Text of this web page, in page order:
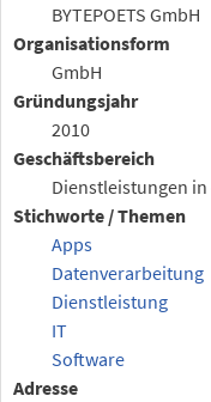
BYTEPOETS GmbH
Organisationsform
GmbH
Gründungsjahr
2010
Geschäftsbereich
Dienstleistungen
Stichworte / Themen
Apps
Datenverarbeitung
Dienstleistung
IT
Software
Adresse